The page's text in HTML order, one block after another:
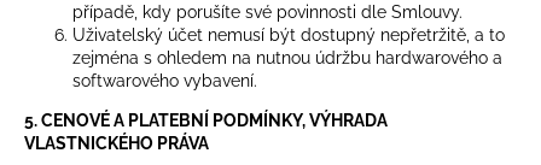
případě, kdy porušíte své povinnosti dle Smlouvy.
Uživatelský účet nemusí být dostupný nepřetržitě, a to
zejména s ohledem na nutnou údržbu hardwarového a
softwarového vybavení.
5. CENOVÉ A PLATEBNÍ PODMÍNKY, VÝHRADA
VLASTNICKÉHO PRÁVA